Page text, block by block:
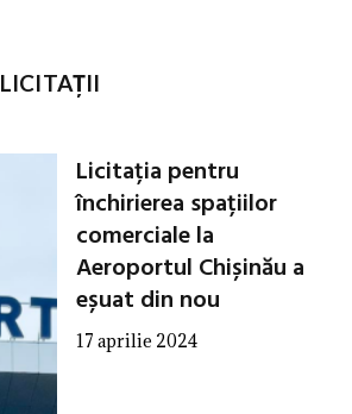
LICITAȚII
Licitația pentru
închirierea spațiilor
comerciale la
Aeroportul Chișinău a
eșuat din nou
17 aprilie 2024